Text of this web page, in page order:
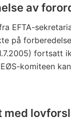
av
EFTA-
på
fortsatt
komiteen
med